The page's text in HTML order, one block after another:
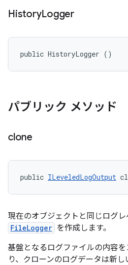
HistoryLogger
public HistoryLogger ()
パブリック メソッド
clone
public ILeveledLogOutput
現在のオブジェクトと同じログ
FileLogger を作成します。
基盤となるログファイルの内容
り、クローンのログデータは新